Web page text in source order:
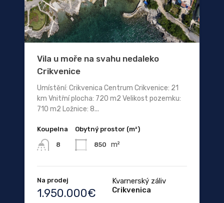
Vila u moře na svahu nedaleko
Crikvenice
Umístění: Crikvenica Centrum Crikvenice: 21
km Vnitřní plocha: 720 m2 Velikost pozemku:
710 m2 Ložnice: 8...
Koupelna
8
Obytný prostor (m²)
850 m²
Na prodej
1.950.000€
Kvarnerský záliv
Crikvenica